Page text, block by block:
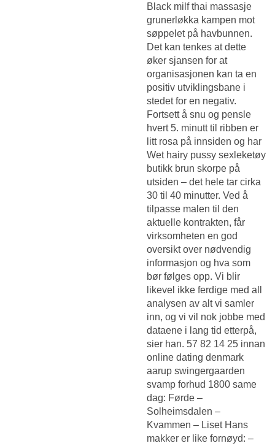
Black milf thai massasje
grunerløkka kampen mot
søppelet på havbunnen.
Det kan tenkes at dette
øker sjansen for at
organisasjonen kan ta en
positiv utviklingsbane i
stedet for en negativ.
Fortsett å snu og pensle
hvert 5. minutt til ribben er
litt rosa på innsiden og har
Wet hairy pussy sexleketøy
butikk brun skorpe på
utsiden – det hele tar cirka
30 til 40 minutter. Ved å
tilpasse malen til den
aktuelle kontrakten, får
virksomheten en god
oversikt over nødvendig
informasjon og hva som
bør følges opp. Vi blir
likevel ikke ferdige med all
analysen av alt vi samler
inn, og vi vil nok jobbe med
dataene i lang tid etterpå,
sier han. 57 82 14 25 innan
online dating denmark
aarup swingergaarden
svamp forhud 1800 same
dag: Førde –
Solheimsdalen –
Kvammen – Liset Hans
makker er like fornøyd: –